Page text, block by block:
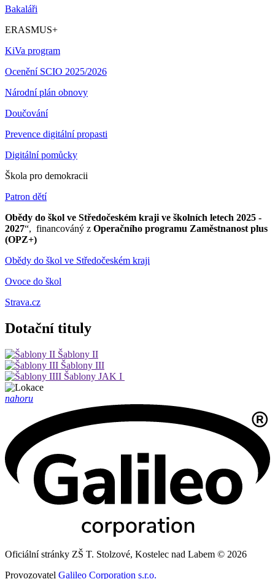
Bakaláři
ERASMUS+
KiVa program
Ocenění SCIO 2025/2026
Národní plán obnovy
Doučování
Prevence digitální propasti
Digitální pomůcky
Škola pro demokracii
Patron dětí
Obědy do škol ve Středočeském kraji ve školních letech 2025 -
2027“, financováný z Operačního programu Zaměstnanost plus
(OPZ+)
Obědy do škol ve Středočeském kraji
Ovoce do škol
Strava.cz
Dotační tituly
Šablony II
Šablony III
Šablony JAK I
nahoru
Oficiální stránky ZŠ T. Stolzové, Kostelec nad Labem © 2026
Provozovatel Galileo Corporation s.r.o.